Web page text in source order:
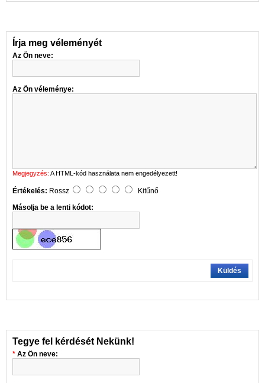
Írja meg véleményét
Az Ön neve:
Az Ön véleménye:
Megjegyzés: A HTML-kód használata nem engedélyezett!
Értékelés: Rossz
Kitűnő
Másolja be a lenti kódot:
Küldés
Tegye fel kérdését Nekünk!
Az Ön neve: